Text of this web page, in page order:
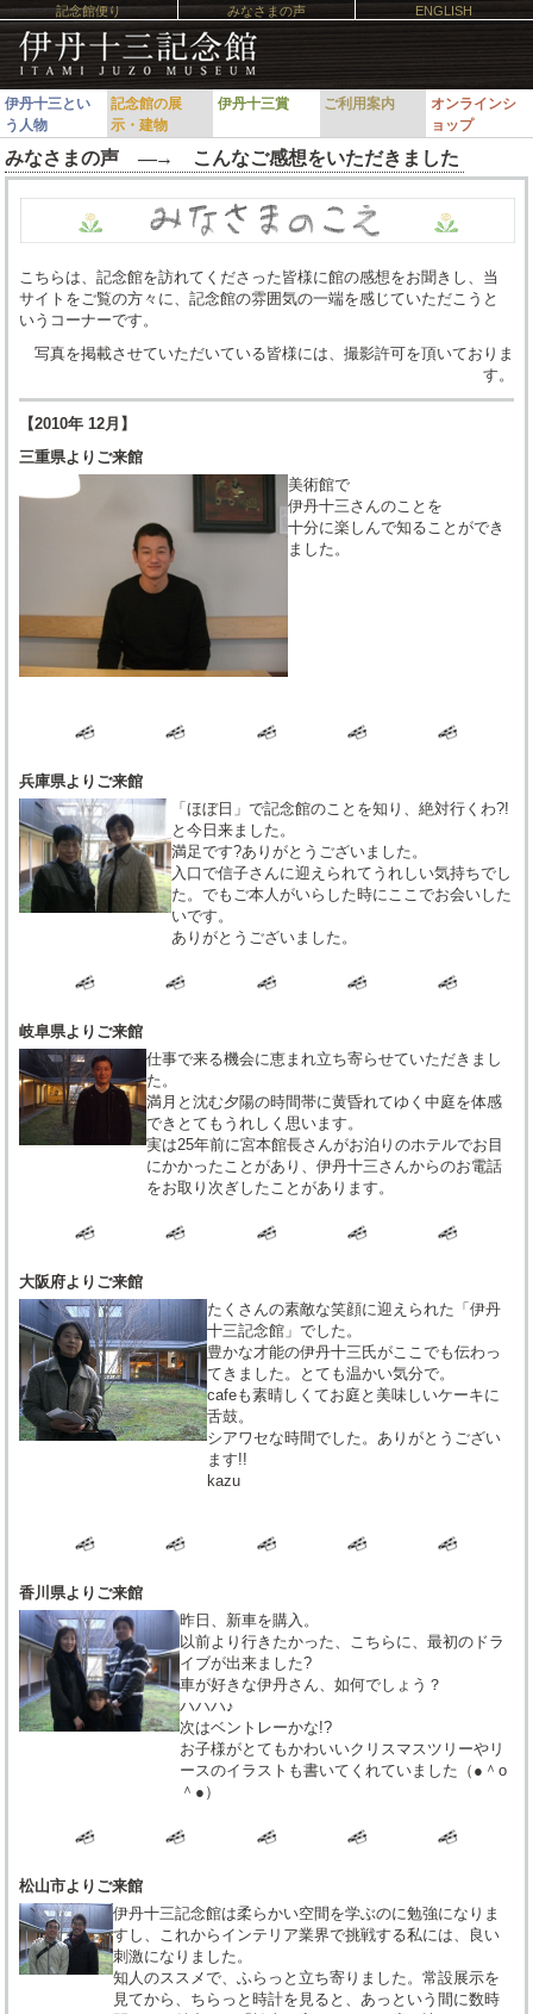
ENGLISH
記念館便り みなさまの声
伊丹十三とい
う人物
記念館の展
示・建物
伊丹十三賞 ご利用案内
オンラインシ
ョップ
みなさまの声 ―→ こんなご感想をいただきました
こちらは、記念館を訪れてくださった皆様に館の感想をお聞きし、当
サイトをご覧の方々に、記念館の雰囲気の一端を感じていただこうと
いうコーナーです。
写真を掲載させていただいている皆様には、撮影許可を頂いておりま
す。
【2010年 12月】
三重県よりご来館
美術館で
伊丹十三さんのことを
十分に楽しんで知ることができ
ました。
兵庫県よりご来館
「ほぼ日」で記念館のことを知り、絶対行くわ?!
と今日来ました。
満足です?ありがとうございました。
入口で信子さんに迎えられてうれしい気持ちでし
た。でもご本人がいらした時にここでお会いした
いです。
ありがとうございました。
岐阜県よりご来館
仕事で来る機会に恵まれ立ち寄らせていただきまし
た。
満月と沈む夕陽の時間帯に黄昏れてゆく中庭を体感
できとてもうれしく思います。
実は25年前に宮本館長さんがお泊りのホテルでお目
にかかったことがあり、伊丹十三さんからのお電話
をお取り次ぎしたことがあります。
大阪府よりご来館
たくさんの素敵な笑顔に迎えられた「伊丹
十三記念館」でした。
豊かな才能の伊丹十三氏がここでも伝わっ
てきました。とても温かい気分で。
cafeも素晴しくてお庭と美味しいケーキに
舌鼓。
シアワセな時間でした。ありがとうござい
ます!!
kazu
香川県よりご来館
昨日、新車を購入。
以前より行きたかった、こちらに、最初のドラ
イブが出来ました?
車が好きな伊丹さん、如何でしょう？
ハハハ♪
次はベントレーかな!?
お子様がとてもかわいいクリスマスツリーやリ
ースのイラストも書いてくれていました（●＾o
＾●）
松山市よりご来館
伊丹十三記念館は柔らかい空間を学ぶのに勉強になりま
すし、これからインテリア業界で挑戦する私には、良い
刺激になりました。
知人のススメで、ふらっと立ち寄りました。常設展示を
見てから、ちらっと時計を見ると、あっという間に数時